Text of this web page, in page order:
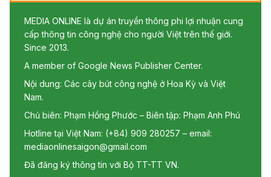
MEDIA ONLINE là dự án truyền thông phi lợi nhuận cung
cấp thông tin công nghệ cho người Việt trên thế giới.
Since 2013.
A member of Google News Publisher Center.
Nội dung: Các cây bút công nghệ ở Hoa Kỳ và Việt
Nam.
Chủ biên: Phạm Hồng Phước – Biên tập: Phạm Anh Phú
Hotline tại Việt Nam: (+84) 909 280257 – email:
mediaonlinesaigon@gmail.com
Đã đăng ký thông tin với Bộ TT-TT VN.